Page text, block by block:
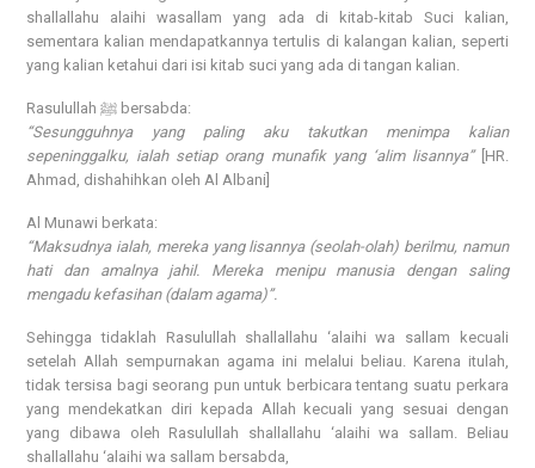
shallallahu alaihi wasallam yang ada di kitab-kitab Suci kalian,
sementara kalian mendapatkannya tertulis di kalangan kalian, seperti
yang kalian ketahui dari isi kitab suci yang ada di tangan kalian.
Rasulullah ﷺ bersabda:
“Sesungguhnya yang paling aku takutkan menimpa kalian
sepeninggalku, ialah setiap orang munafik yang ‘alim lisannya”[HR.
Ahmad, dishahihkan oleh Al Albani]
Al Munawi berkata:
“Maksudnya ialah, mereka yang lisannya (seolah-olah) berilmu, namun
hati dan amalnya jahil. Mereka menipu manusia dengan saling
mengadu kefasihan (dalam agama)”.
Sehingga tidaklah Rasulullah shallallahu ‘alaihi wa sallam kecuali
setelah Allah sempurnakan agama ini melalui beliau. Karena itulah,
tidak tersisa bagi seorang pun untuk berbicara tentang suatu perkara
yang mendekatkan diri kepada Allah kecuali yang sesuai dengan
yang dibawa oleh Rasulullah shallallahu ‘alaihi wa sallam. Beliau
shallallahu ‘alaihi wa sallam bersabda,